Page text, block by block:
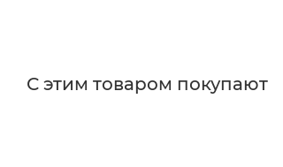
С этим товаром покупают